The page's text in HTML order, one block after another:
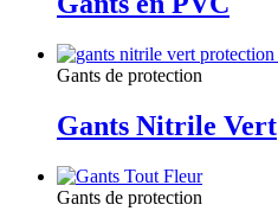
Gants de protection
Gants Nitrile Vert
Gants de protection